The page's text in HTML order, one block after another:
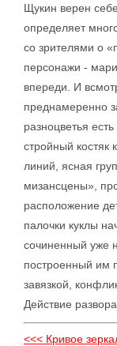
Щукин верен
определяет
со зрителями о
персонажи -
впереди. И
преднамеренно
разноцветья
стройный костяк
линий, ясная
мизансцены»,
расположение
палочки куклы
сочиненный уже
построенный им
завязкой,
Действие
<<< Кривое